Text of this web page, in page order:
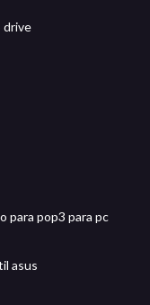
drive
para pop3 para pc
asus